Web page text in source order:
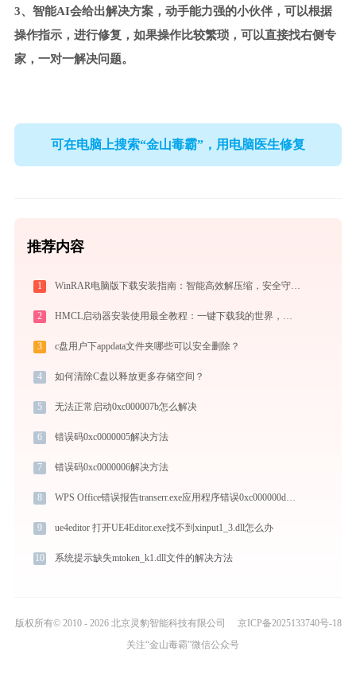
3、智能AI会给出解决方案，动手能力强的小伙伴，可以根据
操作指示，进行修复，如果操作比较繁琐，可以直接找右侧专
家，一对一解决问题。
可在电脑上搜索“金山毒霸”，用电脑医生修复
推荐内容
1 WinRAR电脑版下载安装指南：智能高效解压缩，安全守护文件传输与归档
2 HMCL启动器安装使用最全教程：一键下载我的世界，轻松搞定Mod与Java配置
3 c盘用户下appdata文件夹哪些可以安全删除？
4 如何清除C盘以释放更多存储空间？
5 无法正常启动0xc000007b怎么解决
6 错误码0xc0000005解决方法
7 错误码0xc0000006解决方法
8 WPS Office错误报告transerr.exe应用程序错误0xc000000d解决方法
9 ue4editor 打开UE4Editor.exe找不到xinput1_3.dll怎么办
10 系统提示缺失mtoken_k1.dll文件的解决方法
版权所有© 2010 - 2026 北京灵豹智能科技有限公司
京ICP备2025133740号-18
关注“金山毒霸”微信公众号